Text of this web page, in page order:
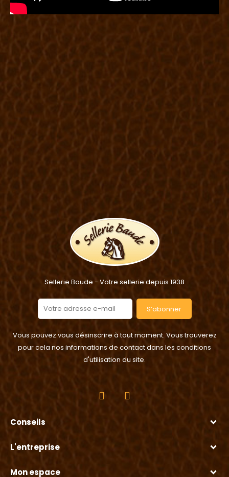
Sellerie Baude - Votre sellerie depuis 1938
S’abonner
Vous pouvez vous désinscrire à tout moment. Vous trouverez
pour cela nos informations de contact dans les conditions
d'utilisation du site.
Conseils
L'entreprise
Mon espace